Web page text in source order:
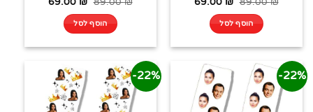
הוסף לסל הוסף לסל
22%-
22%-